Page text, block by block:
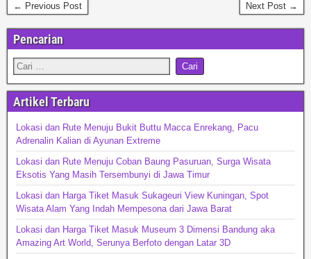
← Previous Post Next Post →
Pencarian
Artikel Terbaru
Lokasi dan Rute Menuju Bukit Buttu Macca Enrekang, Pacu
Adrenalin Kalian di Ayunan Extreme
Lokasi dan Rute Menuju Coban Baung Pasuruan, Surga Wisata
Eksotis Yang Masih Tersembunyi di Jawa Timur
Lokasi dan Harga Tiket Masuk Sukageuri View Kuningan, Spot
Wisata Alam Yang Indah Mempesona dari Jawa Barat
Lokasi dan Harga Tiket Masuk Museum 3 Dimensi Bandung aka
Amazing Art World, Serunya Berfoto dengan Latar 3D